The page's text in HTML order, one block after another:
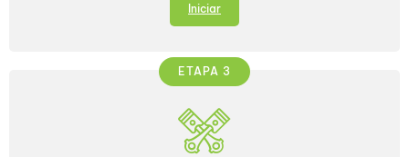
Iniciar
ETAPA 3